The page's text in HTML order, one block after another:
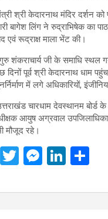
श्री केदारनाथ मंदिर दर्शन
बागेश लिंग ने रुद्राभिषेक का
एवं रूद्राक्ष माला भेंट की।
शंकराचार्य जी के समाधि स्थल
पूर्व‌ श्री केदारनाथ धाम
में लगे अधिकारियों,
चारधाम देवस्थानम बोर्ड के
आयुष अग्रवाल
मौजूद रहे।
F
T
tt
M
se
Li
ke ar